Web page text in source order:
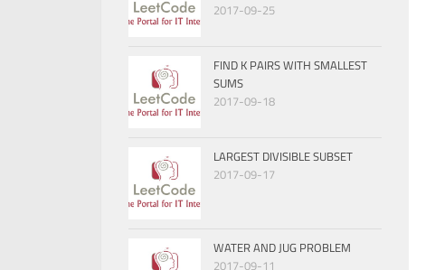
2017-09-25
FIND K PAIRS WITH SMALLEST
SUMS
2017-09-18
LARGEST DIVISIBLE SUBSET
2017-09-17
WATER AND JUG PROBLEM
2017-09-11